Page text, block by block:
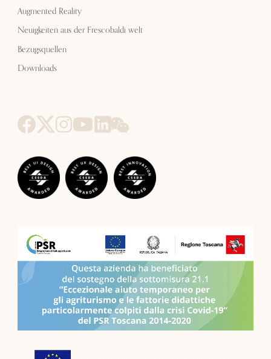
Augmented Reality
Neuigkeiten aus der Frescobaldi welt
Bezugsquellen
Downloads